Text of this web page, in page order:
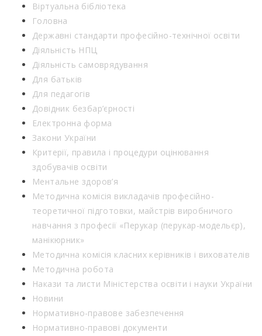
Віртуальна бібліотека
Головна
Державні стандарти професійно-технічної освіти
Діяльність НПЦ
Діяльність самоврядування
Для батьків
Для педагогів
Довідник безбар’єрності
Електронна форма
Закони України
Критерії, правила і процедури оцінювання
здобувачів освіти
Ментальне здоров’я
Методична комісія викладачів професійно-
теоретичної підготовки, майстрів виробничого
навчання з професії «Перукар (перукар-модельєр),
манікюрник»
Методична комісія класних керівників і вихователів
Методична робота
Накази та листи Міністерства освіти і науки України
Новини
Нормативно-правове забезпечення
Нормативно-правові документи